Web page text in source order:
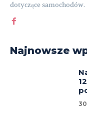
dotyczące samochodów.
Najnowsze